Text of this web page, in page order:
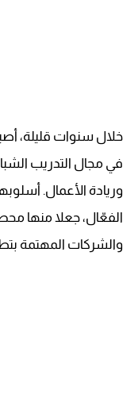
خلال سنوات قليلة،
في مجال التدريب
وريادة الأعمال.
الفعّال، جعلا منها
والشركات المهتمة